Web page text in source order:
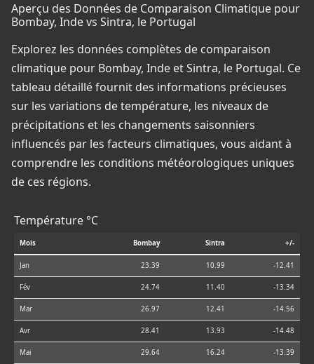
Aperçu des Données de Comparaison Climatique pour
Bombay, Inde vs Sintra, le Portugal
Explorez les données complètes de comparaison
climatique pour Bombay, Inde et Sintra, le Portugal. Ce
tableau détaillé fournit des informations précieuses
sur les variations de température, les niveaux de
précipitations et les changements saisonniers
influencés par les facteurs climatiques, vous aidant à
comprendre les conditions météorologiques uniques
de ces régions.
Température °C
Mois Bombay Sintra +/-
Jan 23.39 10.99 -12.41
Fév 24.74 11.40 -13.34
Mar 26.97 12.41 -14.56
Avr 28.41 13.93 -14.48
Mai 29.64 16.24 -13.39